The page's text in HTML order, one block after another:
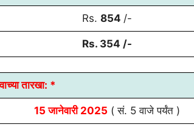
Rs. 854 /-
Rs. 354 /-
तारखा: *
15 जानेवारी 2025 ( सं. 5 वाजे पर्यंत )